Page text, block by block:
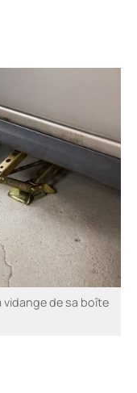
de sa boîte